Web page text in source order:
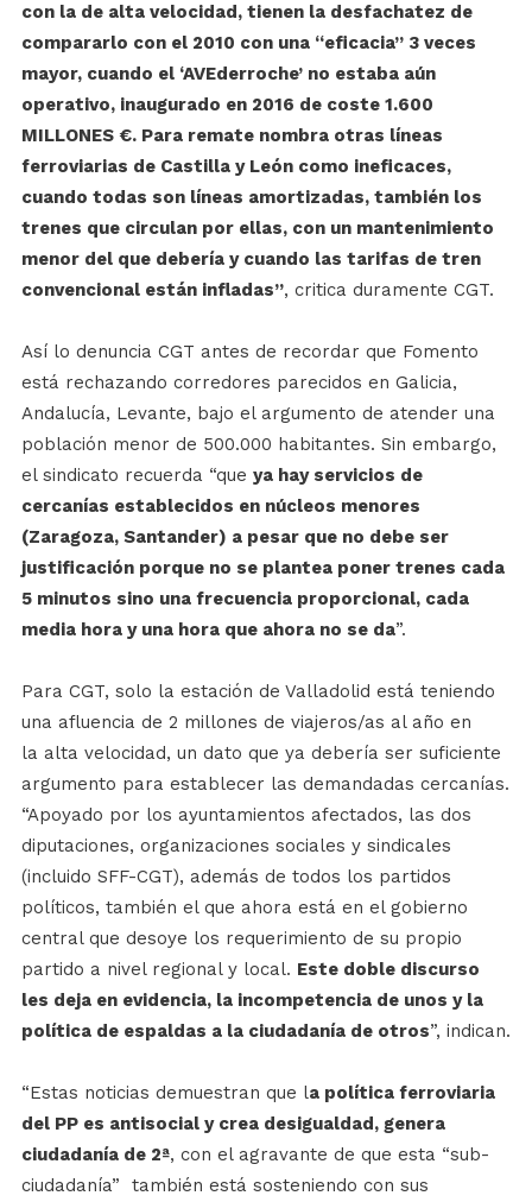
con la de alta velocidad, tienen la desfachatez de
compararlo con el 2010 con una “eficacia” 3 veces
mayor, cuando el ‘AVEderroche’ no estaba aún
operativo, inaugurado en 2016 de coste 1.600
MILLONES €. Para remate nombra otras líneas
ferroviarias de Castilla y León como ineficaces,
cuando todas son líneas amortizadas, también los
trenes que circulan por ellas, con un mantenimiento
menor del que debería y cuando las tarifas de tren
convencional están infladas”, critica duramente CGT.
Así lo denuncia CGT antes de recordar que Fomento
está rechazando corredores parecidos en Galicia,
Andalucía, Levante, bajo el argumento de atender una
población menor de 500.000 habitantes. Sin embargo,
el sindicato recuerda “que ya hay servicios de
cercanías establecidos en núcleos menores
(Zaragoza, Santander) a pesar que no debe ser
justificación porque no se plantea poner trenes cada
5 minutos sino una frecuencia proporcional, cada
media hora y una hora que ahora no se da”.
Para CGT, solo la estación de Valladolid está teniendo
una afluencia de 2 millones de viajeros/as al año en
la alta velocidad, un dato que ya debería ser suficiente
argumento para establecer las demandadas cercanías.
“Apoyado por los ayuntamientos afectados, las dos
diputaciones, organizaciones sociales y sindicales
(incluido SFF-CGT), además de todos los partidos
políticos, también el que ahora está en el gobierno
central que desoye los requerimiento de su propio
partido a nivel regional y local. Este doble discurso
les deja en evidencia, la incompetencia de unos y la
política de espaldas a la ciudadanía de otros”, indican.
“Estas noticias demuestran que la política ferroviaria
del PP es antisocial y crea desigualdad, genera
ciudadanía de 2ª, con el agravante de que esta “sub-
ciudadanía” también está sosteniendo con sus